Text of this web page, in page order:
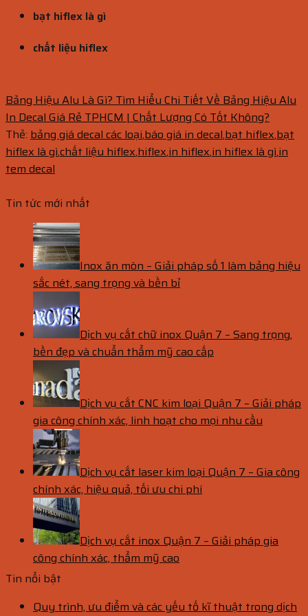
bạt hiflex là gì
chất liệu hiflex
Bảng Hiệu Alu Là Gì? Tìm Hiểu Chi Tiết Về Bảng Hiệu Alu
In Decal Giá Rẻ TPHCM | Chất Lượng Có Tốt Không?
Thẻ: bảng giá decal các loại,báo giá in decal,bạt hiflex,bạt
hiflex là gì,chất liệu hiflex,hiflex,in hiflex,in hiflex là gì,in
tem decal
Tin tức mới nhất
Inox ăn mòn – Giải pháp số 1 làm bảng hiệu
sắc nét, sang trọng và bền bỉ
Dịch vụ cắt chữ inox Quận 7 – Sang trọng,
bền đẹp và chuẩn thẩm mỹ cao cấp
Dịch vụ cắt CNC kim loại Quận 7 – Giải pháp
gia công chính xác, linh hoạt cho mọi nhu cầu
Dịch vụ cắt laser kim loại Quận 7 – Gia công
chính xác, hiệu quả, tối ưu chi phí
Dịch vụ cắt inox Quận 7 – Giải pháp gia
công chính xác, thẩm mỹ cao
Tin nổi bật
Quy trình, ưu điểm và các yếu tố kĩ thuật trong dịch